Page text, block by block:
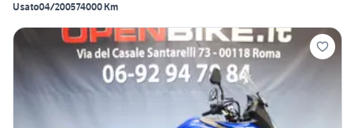
Usato04/200574000 Km